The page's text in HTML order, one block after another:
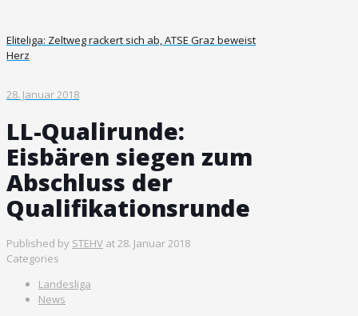
Eliteliga: Zeltweg rackert sich ab, ATSE Graz beweist
Herz
28. Januar 2018
LL-Qualirunde:
Eisbären siegen zum
Abschluss der
Qualifikationsrunde
Published by STEHV at28. Januar 2018
Categories
Landesliga
News